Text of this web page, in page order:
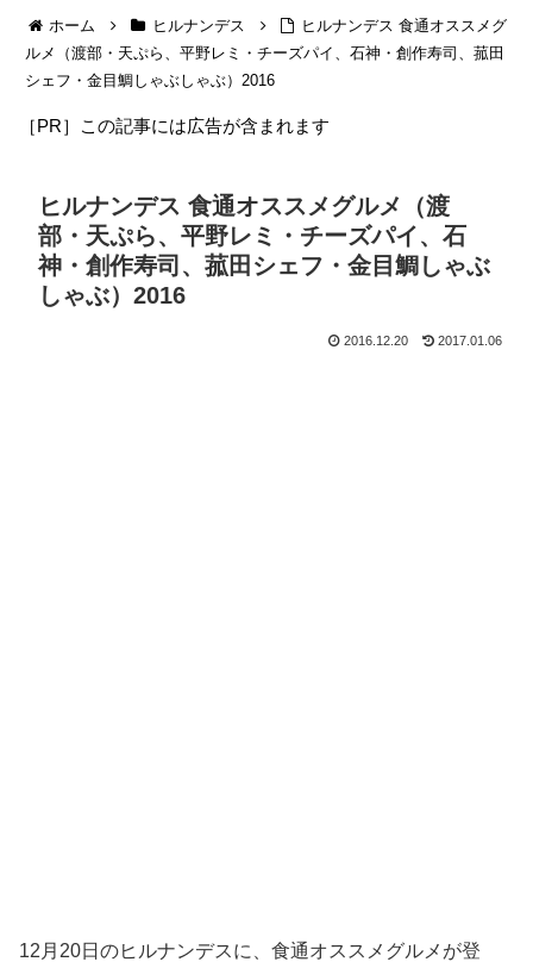
ホーム ヒルナンデス
ヒルナンデス 食通オススメグ
ルメ（渡部・天ぷら、平野レミ・チーズパイ、石神・創作寿司、菰田
シェフ・金目鯛しゃぶしゃぶ）2016
［PR］この記事には広告が含まれます
ヒルナンデス 食通オススメグルメ（渡
部・天ぷら、平野レミ・チーズパイ、石
神・創作寿司、菰田シェフ・金目鯛しゃぶ
しゃぶ）2016
2016.12.20 2017.01.06
12月20日のヒルナンデスに、食通オススメグルメが登